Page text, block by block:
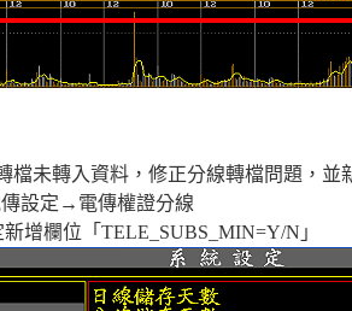
檔未轉入資料，修正分線轉檔問題，並
設定→電傳權證分線
新增欄位「TELE_SUBS_MIN=Y/N」